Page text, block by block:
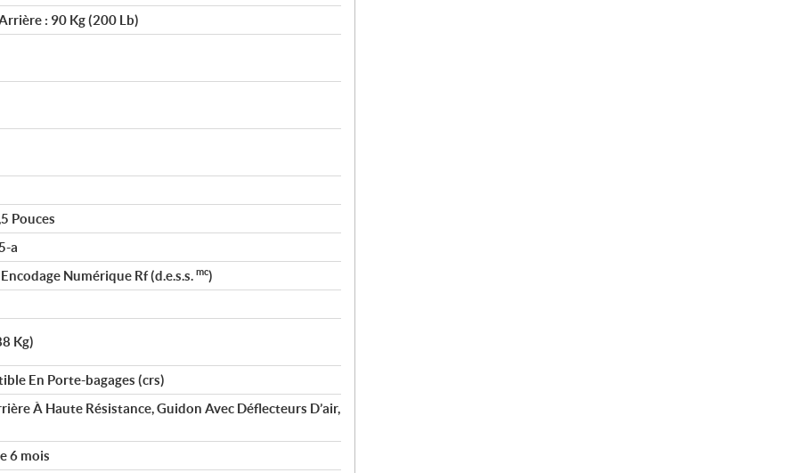
: 90 Kg (200 Lb)
Pouces
a
Numérique Rf (d.e.s.s. mc)
Kg)
En Porte-bagages (crs)
À Haute Résistance, Guidon Avec Déflecteurs D’air,
6 mois